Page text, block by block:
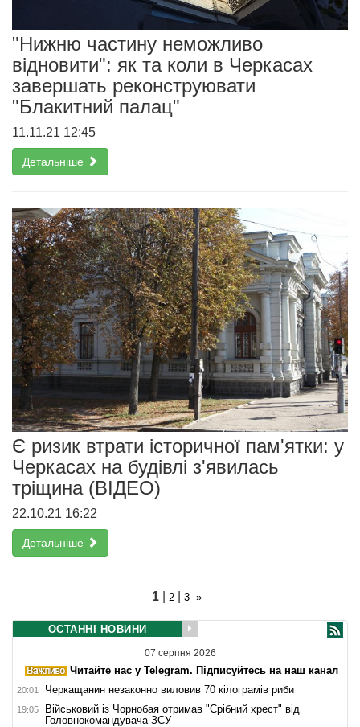
"Нижню частину неможливо
відновити": як та коли в Черкасах
завершать реконструювати
"Блакитний палац"
11.11.21 12:45
Детальніше
Є ризик втрати історичної пам'ятки: у
Черкасах на будівлі з'явилась
тріщина (ВІДЕО)
22.10.21 16:22
Детальніше
1 2 3 »
ОСТАННІ НОВИНИ
07 серпня 2026
Читайте нас у Telegram. Підписуйтесь на наш канал
20:01 Черкащанин незаконно виловив 70 кілограмів риби
19:05
Військовий із Чорнобая отримав "Срібний хрест" від
Головнокомандувача ЗСУ